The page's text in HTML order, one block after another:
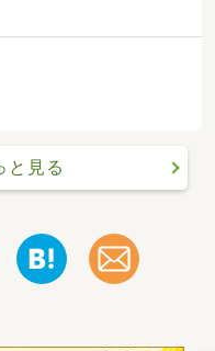
と見る